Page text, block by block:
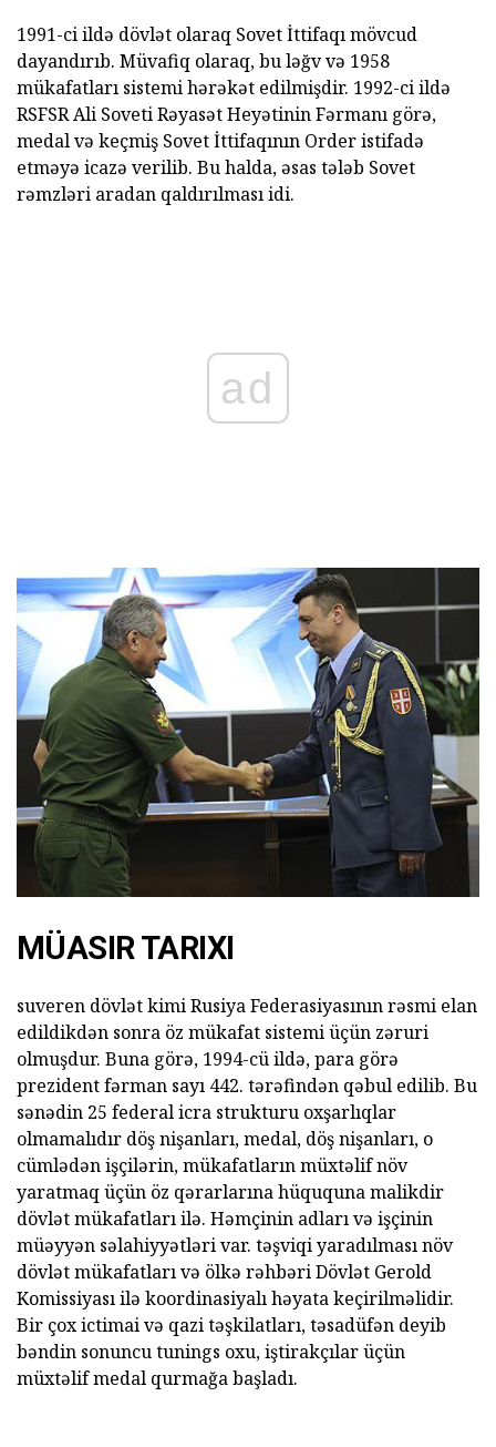
1991-ci ildə dövlət olaraq Sovet İttifaqı mövcud
dayandırıb. Müvafiq olaraq, bu ləğv və 1958
mükafatları sistemi hərəkət edilmişdir. 1992-ci ildə
RSFSR Ali Soveti Rəyasət Heyətinin Fərmanı görə,
medal və keçmiş Sovet İttifaqının Order istifadə
etməyə icazə verilib. Bu halda, əsas tələb Sovet
rəmzləri aradan qaldırılması idi.
ad
MÜASIR TARIXI
suveren dövlət kimi Rusiya Federasiyasının rəsmi elan
edildikdən sonra öz mükafat sistemi üçün zəruri
olmuşdur. Buna görə, 1994-cü ildə, para görə
prezident fərman sayı 442. tərəfindən qəbul edilib. Bu
sənədin 25 federal icra strukturu oxşarlıqlar
olmamalıdır döş nişanları, medal, döş nişanları, o
cümlədən işçilərin, mükafatların müxtəlif növ
yaratmaq üçün öz qərarlarına hüququna malikdir
dövlət mükafatları ilə. Həmçinin adları və işçinin
müəyyən səlahiyyətləri var. təşviqi yaradılması növ
dövlət mükafatları və ölkə rəhbəri Dövlət Gerold
Komissiyası ilə koordinasiyalı həyata keçirilməlidir.
Bir çox ictimai və qazi təşkilatları, təsadüfən deyib
bəndin sonuncu tunings oxu, iştirakçılar üçün
müxtəlif medal qurmağa başladı.